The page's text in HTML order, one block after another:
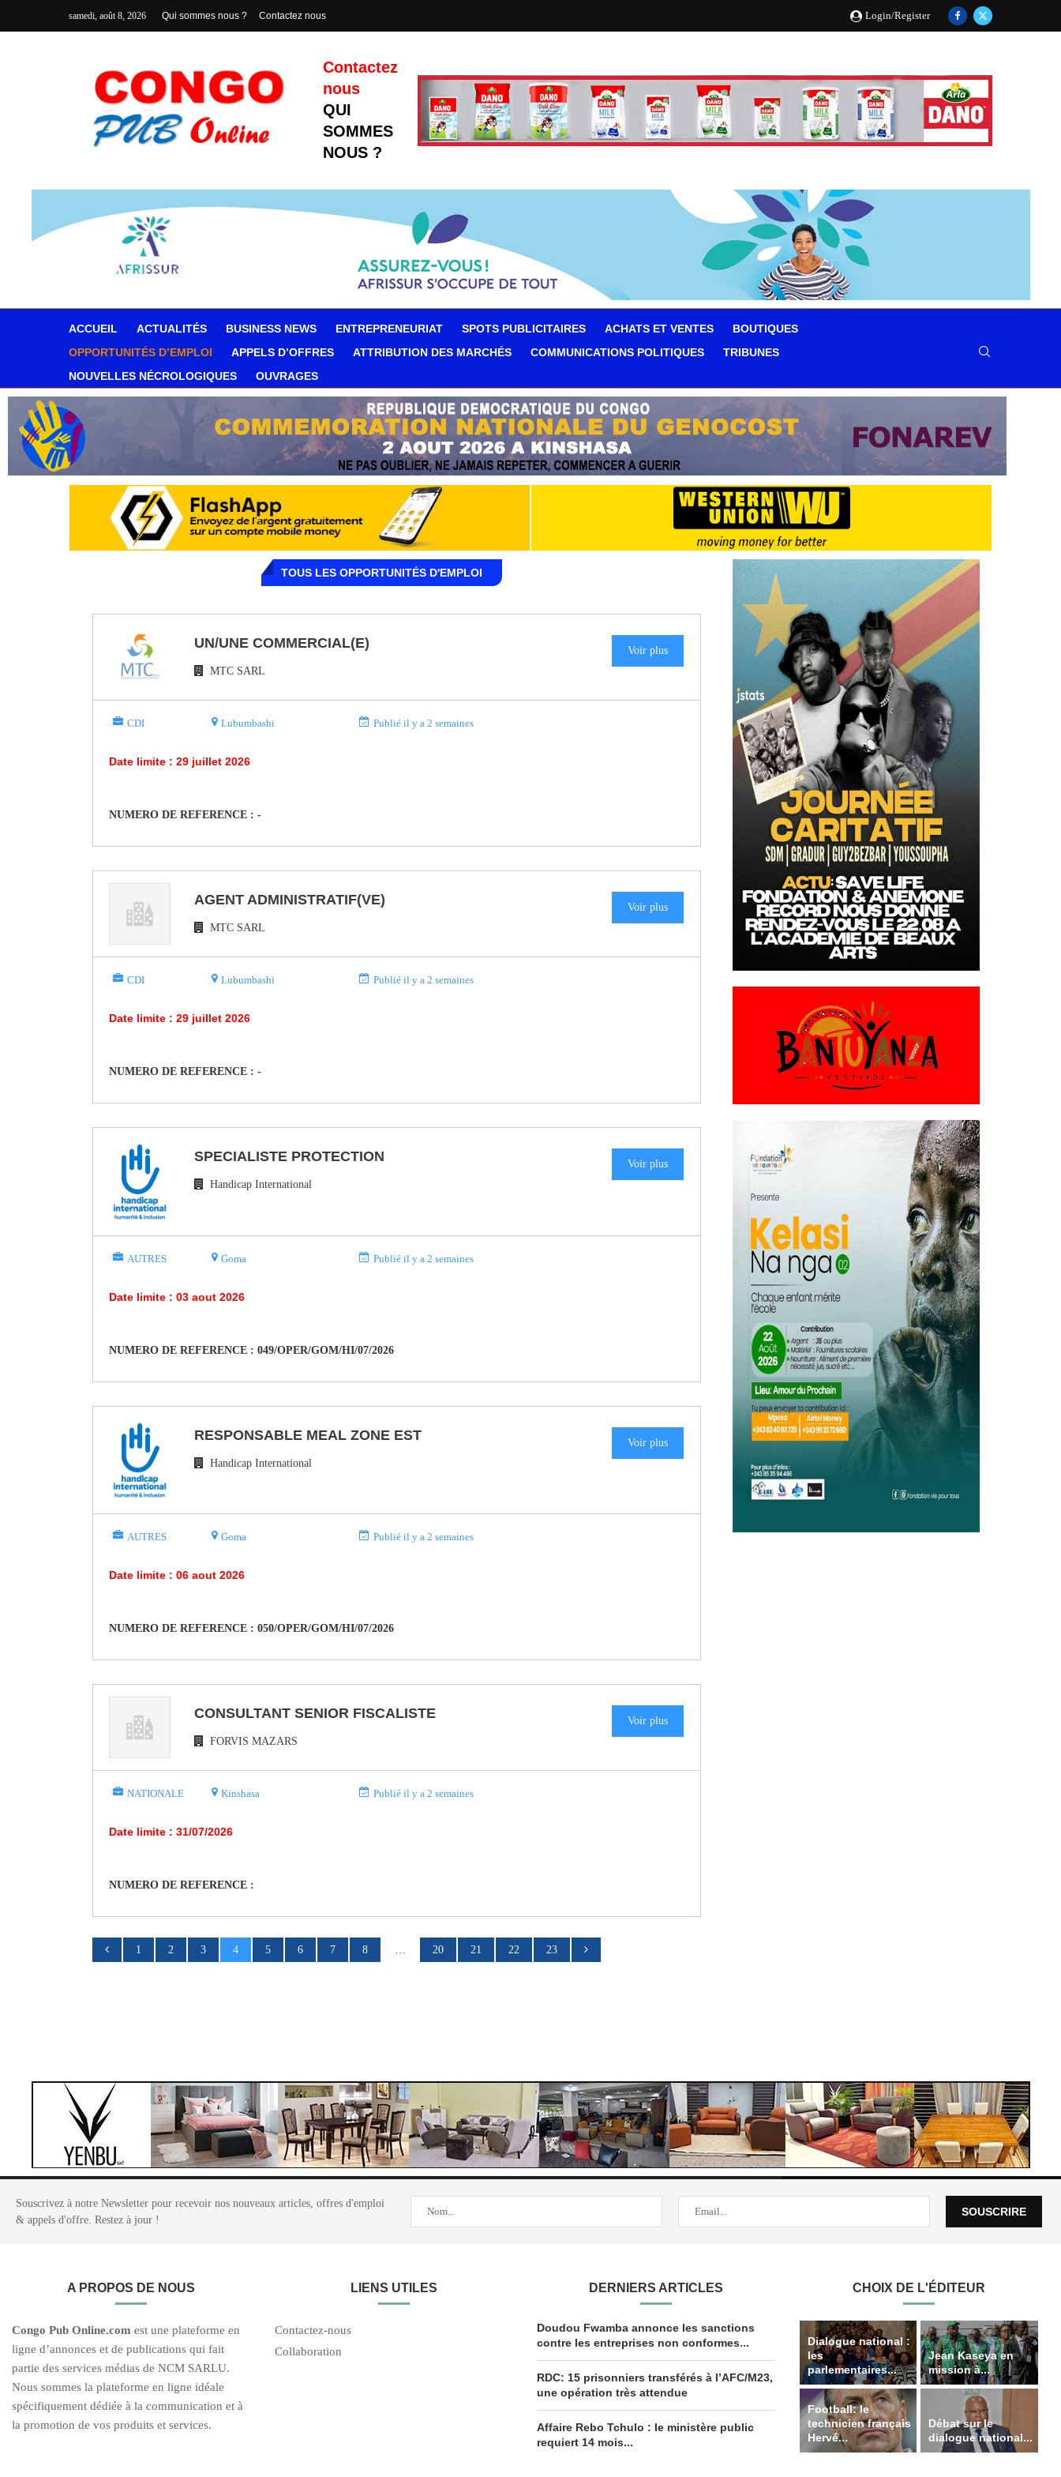
samedi, août 8, 2026 Qui sommes nous ? Contactez nous Login/Register
Contactez
nous
QUI
SOMMES
NOUS ?
ACCUEIL ACTUALITÉS BUSINESS NEWS ENTREPRENEURIAT SPOTS PUBLICITAIRES ACHATS ET VENTES
BOUTIQUES
OPPORTUNITÉS D’EMPLOI
APPELS D’OFFRES ATTRIBUTION DES MARCHÉS COMMUNICATIONS POLITIQUES
TRIBUNES
NOUVELLES NÉCROLOGIQUES
OUVRAGES
TOUS LES OPPORTUNITÉS D'EMPLOI
UN/UNE COMMERCIAL(E)
MTC SARL
Voir plus
CDI Lubumbashi Publié il y a 2 semaines
Date limite : 29 juillet 2026
NUMERO DE REFERENCE : -
AGENT ADMINISTRATIF(VE)
MTC SARL
Voir plus
CDI Lubumbashi Publié il y a 2 semaines
Date limite : 29 juillet 2026
NUMERO DE REFERENCE : -
SPECIALISTE PROTECTION
Handicap International
Voir plus
AUTRES Goma Publié il y a 2 semaines
Date limite : 03 aout 2026
NUMERO DE REFERENCE : 049/OPER/GOM/HI/07/2026
RESPONSABLE MEAL ZONE EST
Handicap International
Voir plus
AUTRES Goma Publié il y a 2 semaines
Date limite : 06 aout 2026
NUMERO DE REFERENCE : 050/OPER/GOM/HI/07/2026
CONSULTANT SENIOR FISCALISTE
FORVIS MAZARS
Voir plus
NATIONALE Kinshasa Publié il y a 2 semaines
Date limite : 31/07/2026
NUMERO DE REFERENCE :
1 2 3 4 5 6 7 8 20 21 22 23
Souscrivez à notre Newsletter pour recevoir nos nouveaux articles, offres d'emploi
& appels d'offre. Restez à jour !
A PROPOS DE NOUS
Congo Pub Online.com est une plateforme en
ligne d’annonces et de publications qui fait
partie des services médias de NCM SARLU.
Nous sommes la plateforme en ligne idéale
spécifiquement dédiée à la communication et à
la promotion de vos produits et services.
LIENS UTILES
Contactez-nous
Collaboration
DERNIERS ARTICLES
Doudou Fwamba annonce les sanctions
contre les entreprises non conformes...
RDC: 15 prisonniers transférés à l’AFC/M23,
une opération très attendue
Affaire Rebo Tchulo : le ministère public
requiert 14 mois...
CHOIX DE L'ÉDITEUR
Dialogue national :
les
parlementaires...
Jean Kaseya en
mission à...
Football: le
technicien français
Hervé...
Débat sur le
dialogue national...